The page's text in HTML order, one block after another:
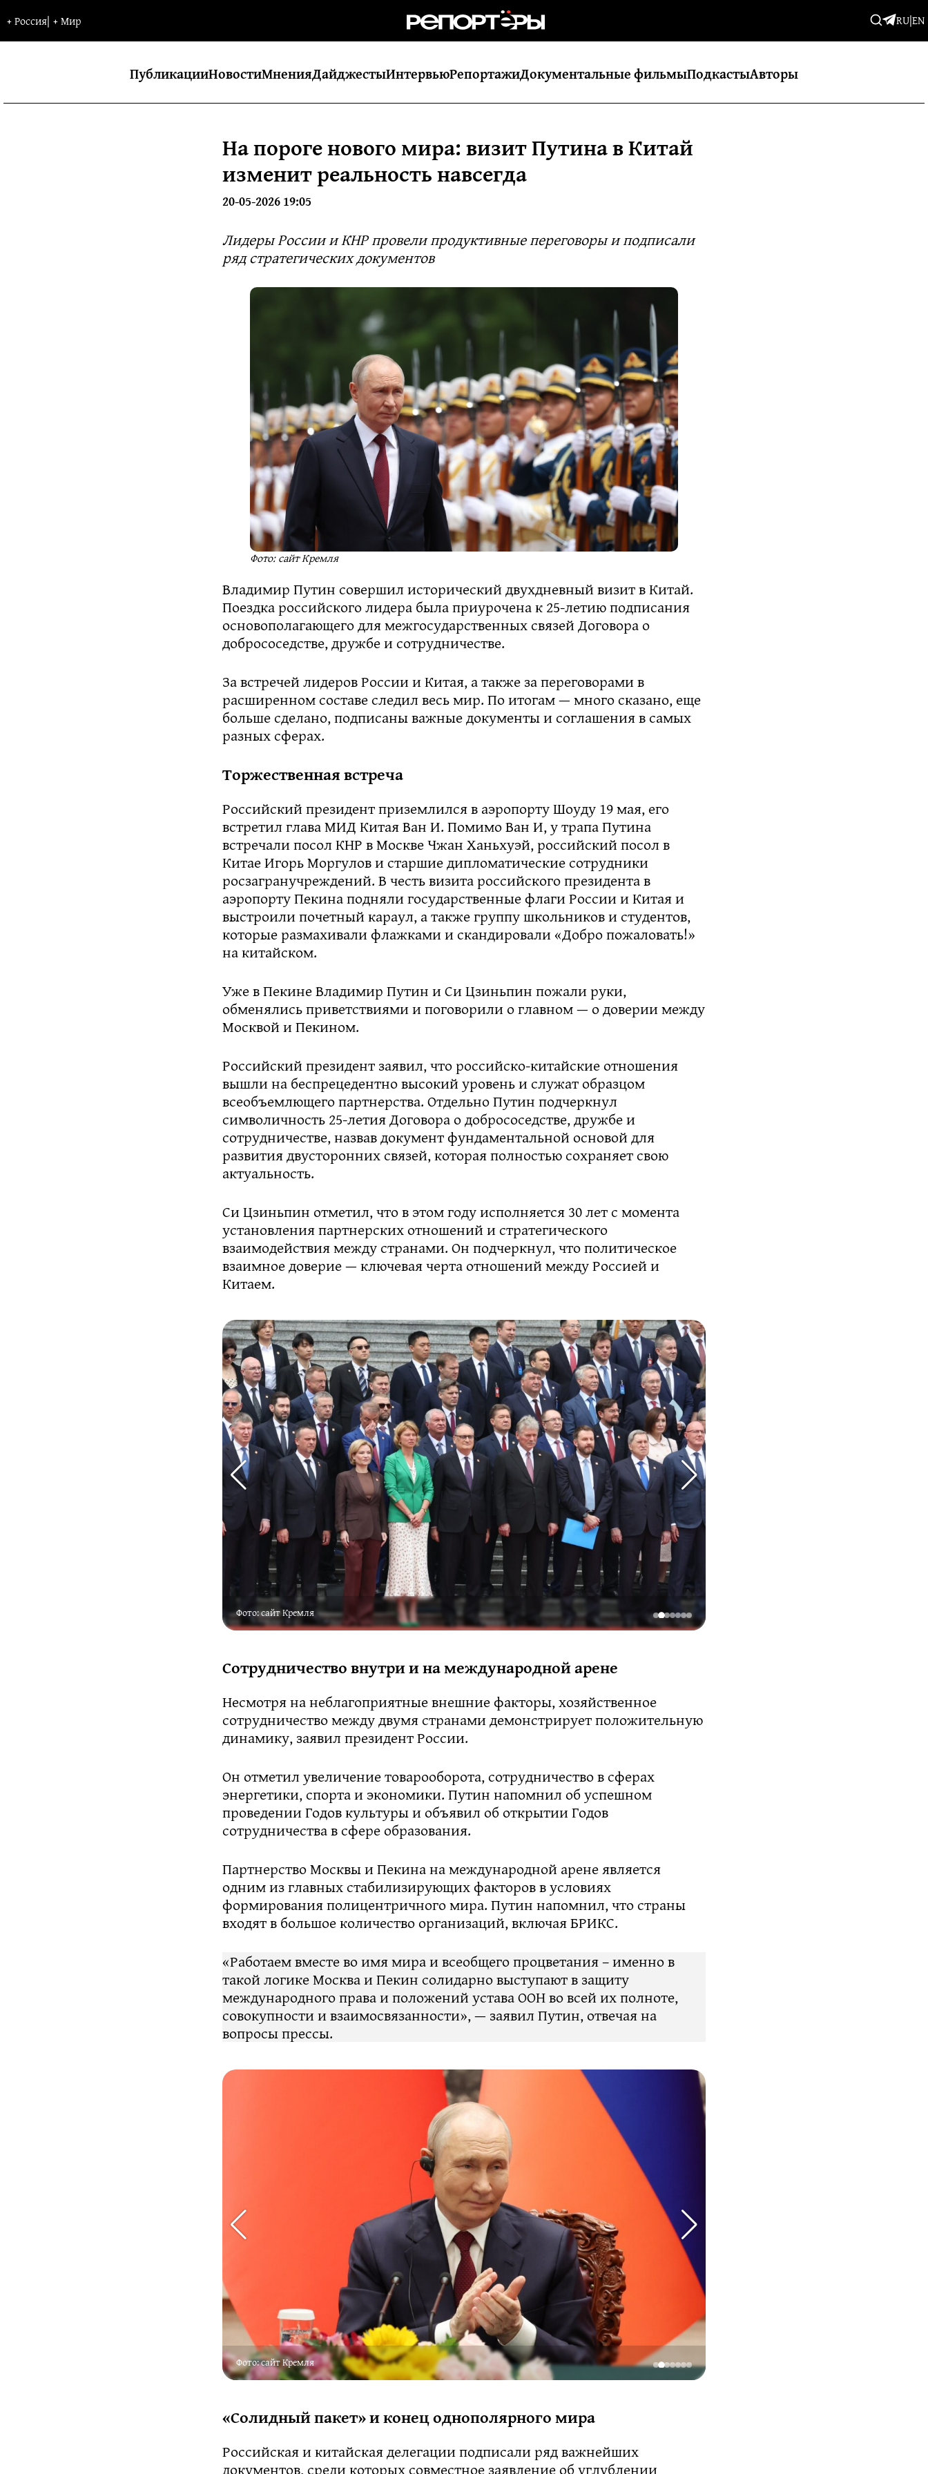
+Россия| +Мир RU|EN
ПубликацииНовостиМненияДайджестыИнтервьюРепортажиДокументальные фильмыПодкастыАвторы
На пороге нового мира: визит Путина в Китай
изменит реальность навсегда
20-05-2026 19:05
Лидеры России и КНР провели продуктивные переговоры и подписали
ряд стратегических документов
Фото: сайт Кремля
Владимир Путин совершил исторический двухдневный визит в Китай.
Поездка российского лидера была приурочена к 25-летию подписания
основополагающего для межгосударственных связей Договора о
добрососедстве, дружбе и сотрудничестве.
За встречей лидеров России и Китая, а также за переговорами в
расширенном составе следил весь мир. По итогам — много сказано, еще
больше сделано, подписаны важные документы и соглашения в самых
разных сферах.
Торжественная встреча
Российский президент приземлился в аэропорту Шоуду 19 мая, его
встретил глава МИД Китая Ван И. Помимо Ван И, у трапа Путина
встречали посол КНР в Москве Чжан Ханьхуэй, российский посол в
Китае Игорь Моргулов и старшие дипломатические сотрудники
росзагранучреждений. В честь визита российского президента в
аэропорту Пекина подняли государственные флаги России и Китая и
выстроили почетный караул, а также группу школьников и студентов,
которые размахивали флажками и скандировали «Добро пожаловать!»
на китайском.
Уже в Пекине Владимир Путин и Си Цзиньпин пожали руки,
обменялись приветствиями и поговорили о главном — о доверии между
Москвой и Пекином.
Российский президент заявил, что российско-китайские отношения
вышли на беспрецедентно высокий уровень и служат образцом
всеобъемлющего партнерства. Отдельно Путин подчеркнул
символичность 25-летия Договора о добрососедстве, дружбе и
сотрудничестве, назвав документ фундаментальной основой для
развития двусторонних связей, которая полностью сохраняет свою
актуальность.
Си Цзиньпин отметил, что в этом году исполняется 30 лет с момента
установления партнерских отношений и стратегического
взаимодействия между странами. Он подчеркнул, что политическое
взаимное доверие — ключевая черта отношений между Россией и
Китаем.
Фото: сайт Кремля
Сотрудничество внутри и на международной арене
Несмотря на неблагоприятные внешние факторы, хозяйственное
сотрудничество между двумя странами демонстрирует положительную
динамику, заявил президент России.
Он отметил увеличение товарооборота, сотрудничество в сферах
энергетики, спорта и экономики. Путин напомнил об успешном
проведении Годов культуры и объявил об открытии Годов
сотрудничества в сфере образования.
Партнерство Москвы и Пекина на международной арене является
одним из главных стабилизирующих факторов в условиях
формирования полицентричного мира. Путин напомнил, что страны
входят в большое количество организаций, включая БРИКС.
«Работаем вместе во имя мира и всеобщего процветания – именно в
такой логике Москва и Пекин солидарно выступают в защиту
международного права и положений устава ООН во всей их полноте,
совокупности и взаимосвязанности», — заявил Путин, отвечая на
вопросы прессы.
Фото: сайт Кремля
«Солидный пакет» и конец однополярного мира
Российская и китайская делегации подписали ряд важнейших
документов, среди которых совместное заявление об углублении